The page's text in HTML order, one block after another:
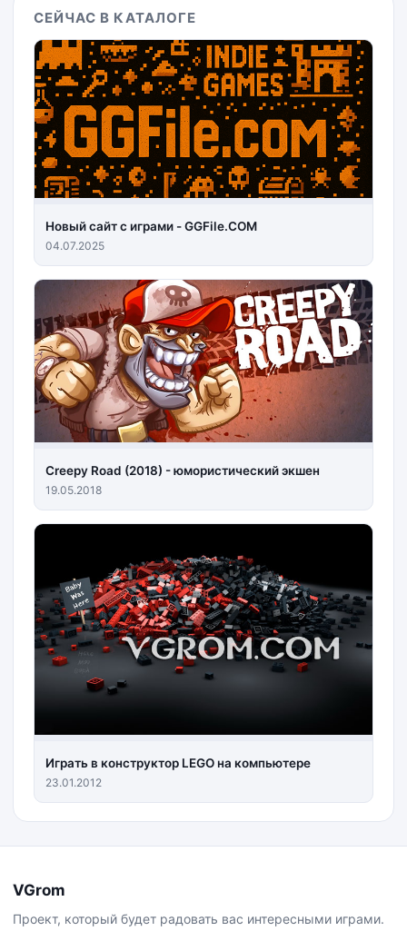
СЕЙЧАС В КАТАЛОГЕ
Новый сайт с играми - GGFile.COM
04.07.2025
Creepy Road (2018) - юмористический экшен
19.05.2018
Играть в конструктор LEGO на компьютере
23.01.2012
VGrom
Проект, который будет радовать вас интересными играми.